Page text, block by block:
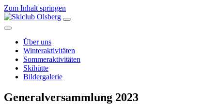
Zum Inhalt springen
Hauptnavigation
Über uns
Winteraktivitäten
Sommeraktivitäten
Skihütte
Bildergalerie
Generalversammlung 2023